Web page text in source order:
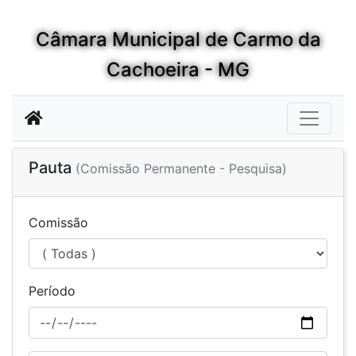
Câmara Municipal de Carmo da
Cachoeira - MG
Pauta (Comissão Permanente - Pesquisa)
Comissão
Período